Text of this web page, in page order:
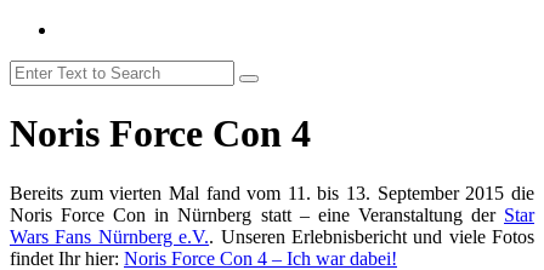
Noris Force Con 4
Bereits zum vierten Mal fand vom 11. bis 13. September 2015 die
Noris Force Con in Nürnberg statt – eine Veranstaltung der Star
Wars Fans Nürnberg e.V.. Unseren Erlebnisbericht und viele Fotos
findet Ihr hier: Noris Force Con 4 – Ich war dabei!